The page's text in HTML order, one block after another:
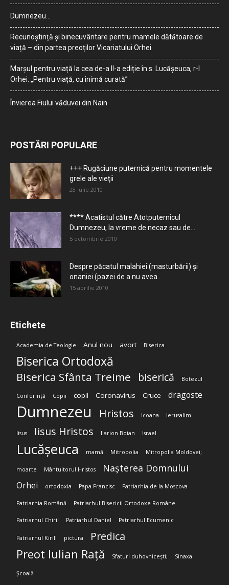
Dumnezeu…
Recunoștință și binecuvântare pentru mamele dătătoare de
viață – din partea preoților Vicariatului Orhei
Marșul pentru viață la cea de-a II-a ediție în s. Lucășeuca, r-l
Orhei: „Pentru viață, cu inimă curată”
Învierea Fiului văduvei din Nain
POSTĂRI POPULARE
+++ Rugăciune puternică pentru momentele
grele ale vieţii
28 iulie 2010
**** Acatistul către Atotputernicul
Dumnezeu, la vreme de necaz sau de...
5 octombrie 2010
Despre păcatul malahiei (masturbării) şi
onaniei (pazei de a nu avea...
15 aprilie 2010
Etichete
Academia de Teologie Anul nou avort Biserica
Biserica Ortodoxă
Biserica Sfânta Treime biserică Botezul
Conferință Copii copil Coronavirus Cruce dragoste
Dumnezeu Hristos Icoana Ierusalim
Iisus Iisus Hristos Ilarion Boian Israel
Lucășeuca mamă Mitropolia Mitropolia Moldovei;
moarte Mântuitorul Hristos Nașterea Domnului
Orhei ortodoxia Papa Francisc Patriarhia de la Moscova
Patriarhia Română Patriarhul Bisericii Ortodoxe Române
Patriarhul Chiril Patriarhul Daniel Patriarhul Ecumenic
Patriarhul Kirill pictura Predica
Preot Iulian Rață Sfaturi duhovnicești; Sinaxa
Școală